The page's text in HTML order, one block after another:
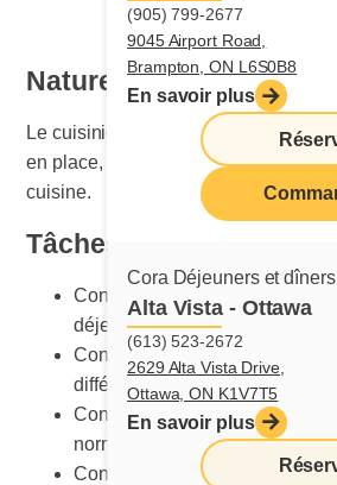
(905) 799-2677
9045 Airport Road,
Brampton, ON L6S0B8
En savoir plus
Cora Déjeuners et dîners
Alta Vista - Ottawa
(613) 523-2672
2629 Alta Vista Drive,
Ottawa, ON K1V7T5
En savoir plus
Nature du travail
Le cuisinier ou la cuisinière est
en place, de l’entretien et du
cuisine.
Tâches principales
Connaître les procédures de
déjeuners et des dîners
Connaître la bonne méthode de
différentes recettes
Connaître les présentations des
normes Cora
Connaître les équipements et